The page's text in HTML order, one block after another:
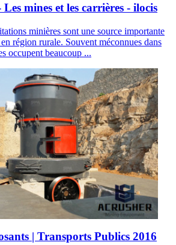
mines et les carrières - ilocis
minières sont une source importante
région rurale. Souvent méconnues dans
occupent beaucoup ...
| Transports Publics 2016